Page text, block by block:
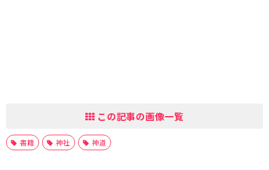
この記事の画像一覧
書籍 神社 神道